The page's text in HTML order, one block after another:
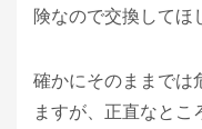
険なので交換してほ
確かにそのままでは
ますが、正直なとこ